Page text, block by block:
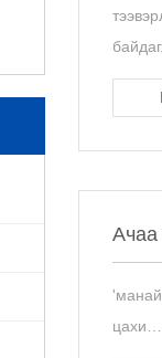
Ачаа
'манай
цахи…